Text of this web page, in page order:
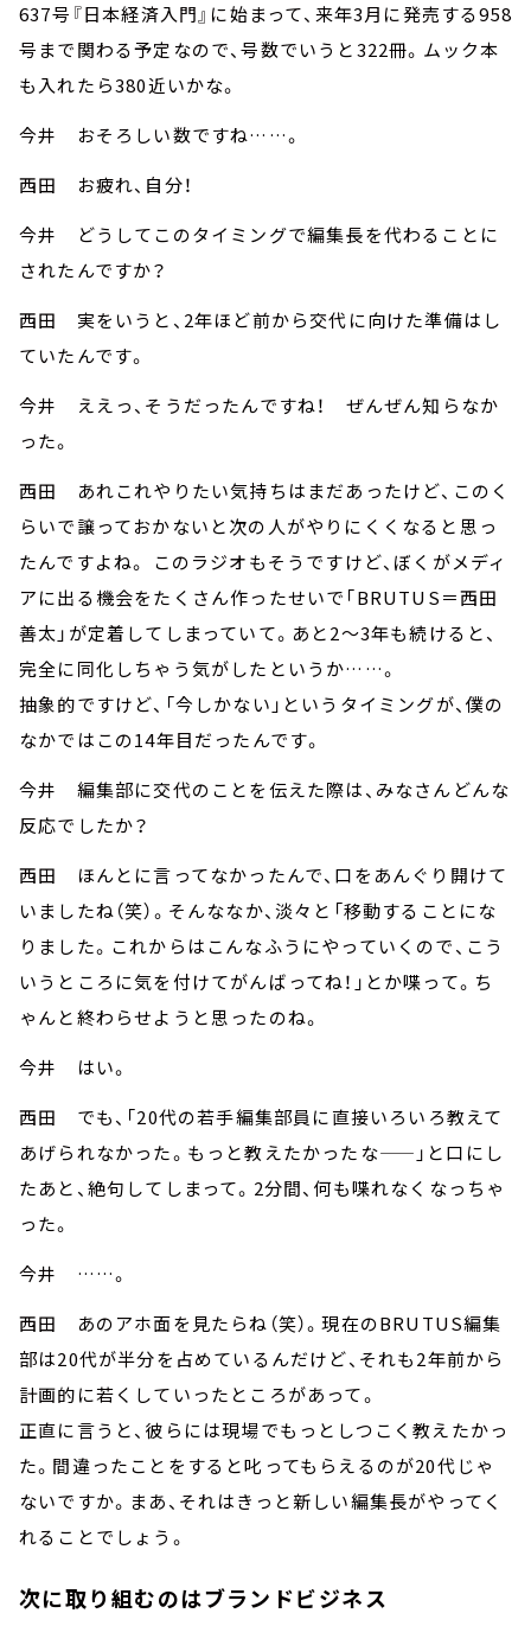
637号『日本経済入門』に始まって、来年3月に発売する958
号まで関わる予定なので、号数でいうと322冊。ムック本
も入れたら380近いかな。
今井 おそろしい数ですね……。
西田 お疲れ、自分！
今井 どうしてこのタイミングで編集長を代わることに
されたんですか？
西田 実をいうと、2年ほど前から交代に向けた準備はし
ていたんです。
今井 ええっ、そうだったんですね！ ぜんぜん知らなか
った。
西田 あれこれやりたい気持ちはまだあったけど、このく
らいで譲っておかないと次の人がやりにくくなると思っ
たんですよね。 このラジオもそうですけど、ぼくがメディ
アに出る機会をたくさん作ったせいで「BRUTUS＝西田
善太」が定着してしまっていて。あと2～3年も続けると、
完全に同化しちゃう気がしたというか……。
抽象的ですけど、「今しかない」というタイミングが、僕の
なかではこの14年目だったんです。
今井 編集部に交代のことを伝えた際は、みなさんどんな
反応でしたか？
西田 ほんとに言ってなかったんで、口をあんぐり開けて
いましたね（笑）。そんななか、淡々と「移動することにな
りました。これからはこんなふうにやっていくので、こう
いうところに気を付けてがんばってね！」とか喋って。ち
ゃんと終わらせようと思ったのね。
今井 はい。
西田 でも、「20代の若手編集部員に直接いろいろ教えて
あげられなかった。もっと教えたかったな——」と口にし
たあと、絶句してしまって。2分間、何も喋れなくなっちゃ
った。
今井 ……。
西田 あのアホ面を見たらね（笑）。現在のBRUTUS編集
部は20代が半分を占めているんだけど、それも2年前から
計画的に若くしていったところがあって。
正直に言うと、彼らには現場でもっとしつこく教えたかっ
た。間違ったことをすると叱ってもらえるのが20代じゃ
ないですか。まあ、それはきっと新しい編集長がやってく
れることでしょう。
次に取り組むのはブランドビジネス